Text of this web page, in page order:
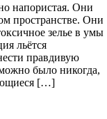
напористая. Они
пространстве. Они
зелье в умы
льётся
правдивую
было никогда,
[…]